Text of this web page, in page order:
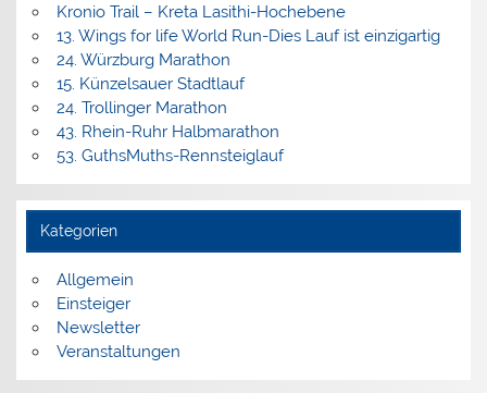
Kronio Trail – Kreta Lasithi-Hochebene
13. Wings for life World Run-Dies Lauf ist einzigartig
24. Würzburg Marathon
15. Künzelsauer Stadtlauf
24. Trollinger Marathon
43. Rhein-Ruhr Halbmarathon
53. GuthsMuths-Rennsteiglauf
Kategorien
Allgemein
Einsteiger
Newsletter
Veranstaltungen